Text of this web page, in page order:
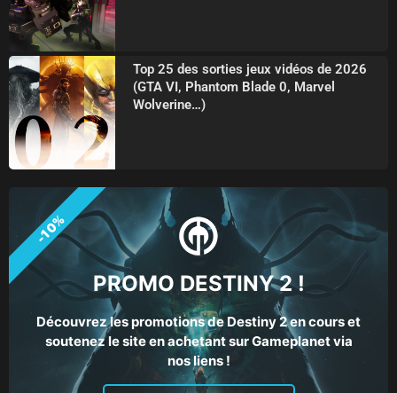
Top 25 des sorties jeux vidéos de 2026
(GTA VI, Phantom Blade 0, Marvel
Wolverine…)
PROMO DESTINY 2 !
Découvrez les promotions de Destiny 2 en cours et
soutenez le site en achetant sur Gameplanet via
nos liens !
-10%